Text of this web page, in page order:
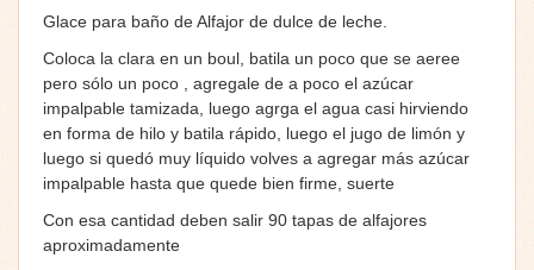
Glace para baño de Alfajor de dulce de leche.
Coloca la clara en un boul, batila un poco que se aeree
pero sólo un poco , agregale de a poco el azúcar
impalpable tamizada, luego agrga el agua casi hirviendo
en forma de hilo y batila rápido, luego el jugo de limón y
luego si quedó muy líquido volves a agregar más azúcar
impalpable hasta que quede bien firme, suerte
Con esa cantidad deben salir 90 tapas de alfajores
aproximadamente